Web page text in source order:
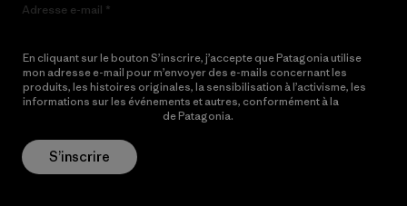
Adresse e-mail
En cliquant sur le bouton S’inscrire, j’accepte que Patagonia utilise
mon adresse e-mail pour m’envoyer des e-mails concernant les
produits, les histoires originales, la sensibilisation à l’activisme, les
informations sur les événements et autres, conformément à la
de Patagonia.
S’inscrire